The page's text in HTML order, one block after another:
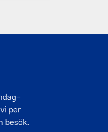
per
besök.